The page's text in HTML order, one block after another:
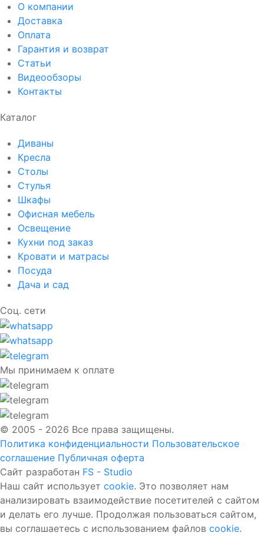
О компании
Доставка
Оплата
Гарантия и возврат
Статьи
Видеообзоры
Контакты
Каталог
Диваны
Кресла
Столы
Стулья
Шкафы
Офисная мебель
Освещение
Кухни под заказ
Кровати и матрасы
Посуда
Дача и сад
Соц. сети
Мы принимаем к оплате
© 2005 - 2026 Все права защищены.
Политика конфиденциальности Пользовательское
соглашение Публичная оферта
Сайт разработан FS - Studio
Наш сайт использует cookie. Это позволяет нам
анализировать взаимодействие посетителей с сайтом
и делать его лучше. Продолжая пользоваться сайтом,
вы соглашаетесь с использованием файлов cookie.